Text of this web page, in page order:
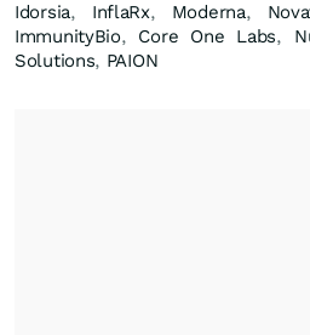
Idorsia, InflaRx, Moderna,
ImmunityBio, Core One Labs,
Solutions, PAION